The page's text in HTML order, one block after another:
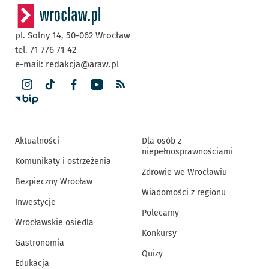
pl. Solny 14, 50-062 Wrocław
tel. 71 776 71 42
e-mail: redakcja@araw.pl
Aktualności
Komunikaty i ostrzeżenia
Bezpieczny Wrocław
Inwestycje
Wrocławskie osiedla
Gastronomia
Edukacja
Dla osób z
niepełnosprawnościami
Zdrowie we Wrocławiu
Wiadomości z regionu
Polecamy
Konkursy
Quizy